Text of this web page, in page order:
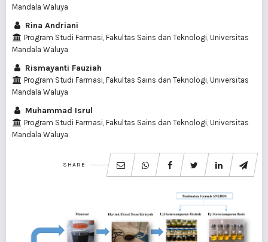
Mandala Waluya
Rina Andriani
Program Studi Farmasi, Fakultas Sains dan Teknologi, Universitas
Mandala Waluya
Rismayanti Fauziah
Program Studi Farmasi, Fakultas Sains dan Teknologi, Universitas
Mandala Waluya
Muhammad Isrul
Program Studi Farmasi, Fakultas Sains dan Teknologi, Universitas
Mandala Waluya
SHARE